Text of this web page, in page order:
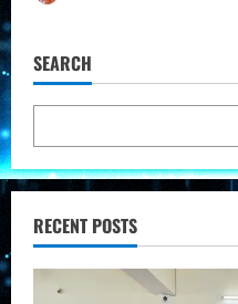
SEARCH
RECENT POSTS